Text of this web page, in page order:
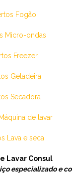
Fogão
Micro-ondas
Freezer
Geladeira
Secadora
de lavar
Lava e seca
Lavar Consul
especializado e